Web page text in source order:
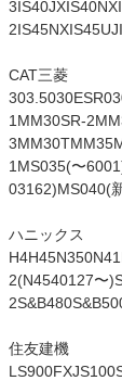
CAT三菱
1MM30SR-
1MS035(〜
03162)MS040(
ハニックス
2(N4540127〜
住友建機